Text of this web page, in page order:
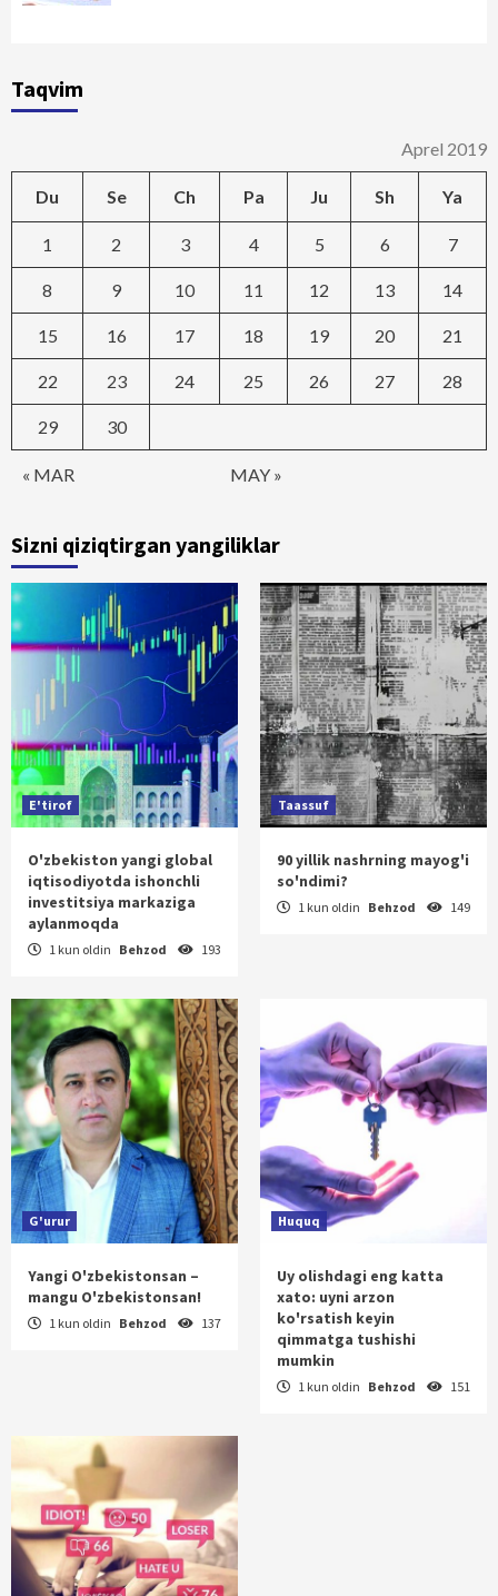
Taqvim
Aprel 2019
Du Se Ch Pa Ju Sh Ya
« MAR MAY »
1 2 3 4 5 6 7
8 9 10 11 12 13 14
15 16 17 18 19 20 21
22 23 24 25 26 27 28
29 30
Sizni qiziqtirgan yangiliklar
E'tirof
O'zbekiston yangi global
iqtisodiyotda ishonchli
investitsiya markaziga
aylanmoqda
1 kun oldin Behzod 193
Taassuf
90 yillik nashrning mayog'i
so'ndimi?
1 kun oldin Behzod 149
G'urur
Yangi O'zbekistonsan –
mangu O'zbekistonsan!
1 kun oldin Behzod 137
Huquq
Uy olishdagi eng katta
xato: uyni arzon
ko'rsatish keyin
qimmatga tushishi
mumkin
1 kun oldin Behzod 151